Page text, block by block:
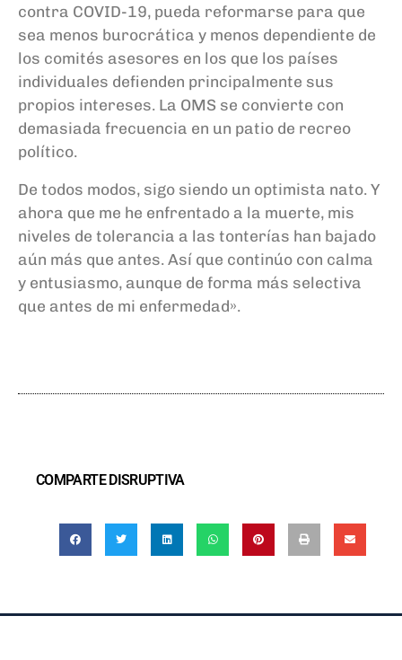
contra COVID-19, pueda reformarse para que
sea menos burocrática y menos dependiente de
los comités asesores en los que los países
individuales defienden principalmente sus
propios intereses. La OMS se convierte con
demasiada frecuencia en un patio de recreo
político.
De todos modos, sigo siendo un optimista nato. Y
ahora que me he enfrentado a la muerte, mis
niveles de tolerancia a las tonterías han bajado
aún más que antes. Así que continúo con calma
y entusiasmo, aunque de forma más selectiva
que antes de mi enfermedad».
COMPARTE DISRUPTIVA